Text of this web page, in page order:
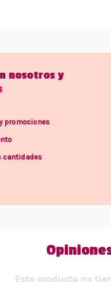
nosotros y
promociones
cantidades
Este producto no